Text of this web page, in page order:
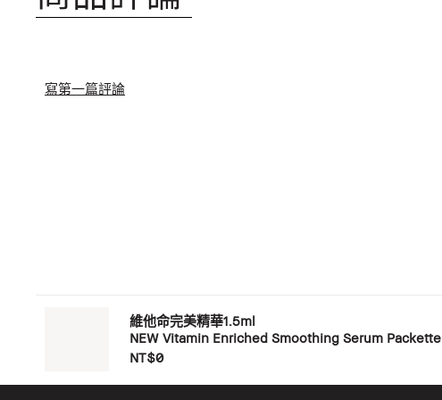
寫第一篇評論
維他命完美精華1.5ml
NEW Vitamin Enriched Smoothing Serum Packette
NT$0